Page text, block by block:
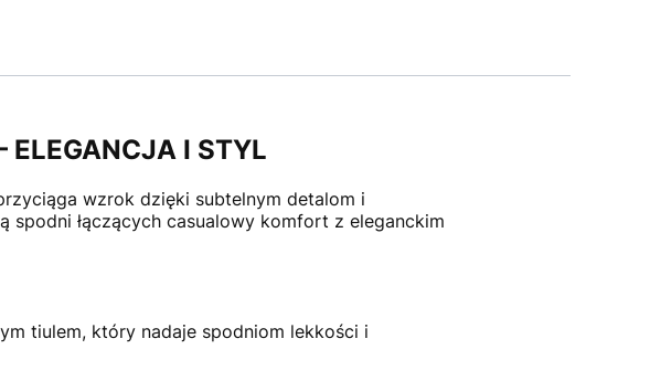
ELEGANCJA I STYL
wzrok dzięki subtelnym detalom i
łączących casualowy komfort z eleganckim
tiulem, który nadaje spodniom lekkości i